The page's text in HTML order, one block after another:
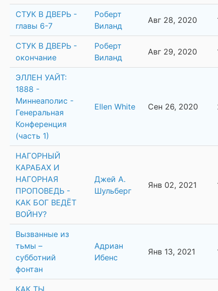
СТУК В ДВЕРЬ -
главы 6-7
Роберт
Виланд
Авг 28, 2020
СТУК В ДВЕРЬ -
окончание
Роберт
Виланд
Авг 29, 2020
ЭЛЛЕН УАЙТ:
1888 -
Миннеаполис -
Генеральная
Конференция
(часть 1)
Ellen White Сен 26, 2020
НАГОРНЫЙ
КАРАБАХ И
НАГОРНАЯ
ПРОПОВЕДЬ -
КАК БОГ ВЕДЁТ
ВОЙНУ?
Джей А.
Шульберг
Янв 02, 2021
Вызванные из
тьмы –
субботний
фонтан
Адриан
Ибенс
Янв 13, 2021